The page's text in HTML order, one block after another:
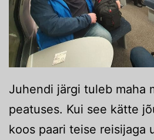
Juhendi järgi tuleb maha
peatuses. Kui see kätte
koos paari teise reisijaga